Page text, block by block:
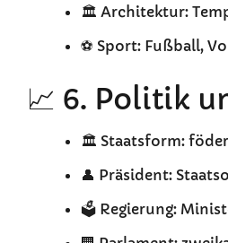
🏛️ Architektur:
⚽ Sport: Fußball,
📈 6. Politik
🏛️ Staatsform:
👤 Präsident:
🗳️ Regierung: